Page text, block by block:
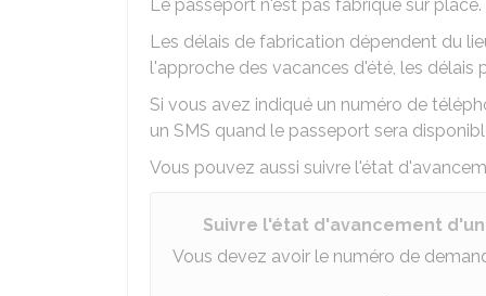
Le passeport n'est pas fabriqué sur
Les délais de fabrication dépendent du
l'approche des vacances d'été, les délais
Si vous avez indiqué un numéro de
un SMS quand le passeport sera
Vous pouvez aussi suivre l'état
Suivre l'état d'avancement
Vous devez avoir le numéro de